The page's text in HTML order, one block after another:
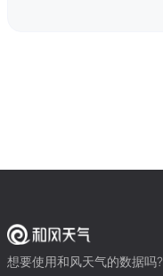
想要使用和风天气的数据吗?